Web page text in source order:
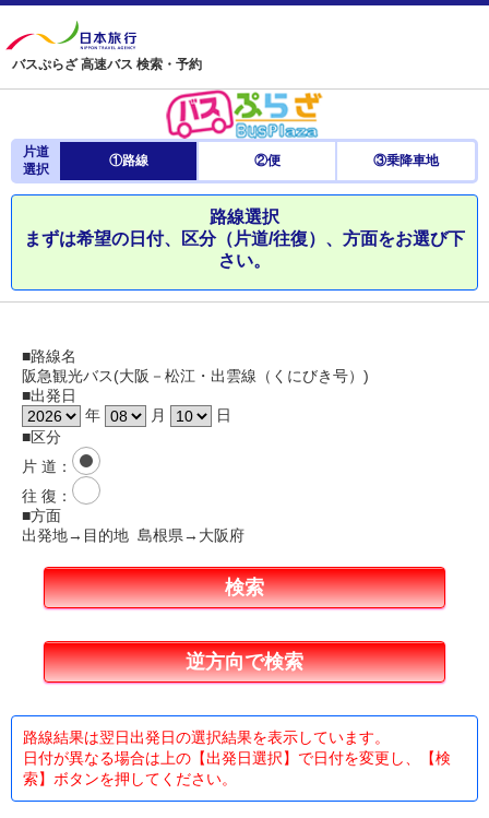
バスぷらざ 高速バス 検索・予約
片道
選択
①路線 ②便 ③乗降車地
路線選択
まずは希望の日付、区分（片道/往復）、方面をお選び下
さい。
■路線名
阪急観光バス(大阪－松江・出雲線（くにびき号）)
■出発日
年
月
日
■区分
片 道 ：
往 復 ：
■方面
出発地→目的地 島根県→大阪府
路線結果は翌日出発日の選択結果を表示しています。
日付が異なる場合は上の【出発日選択】で日付を変更し、【検
索】ボタンを押してください。